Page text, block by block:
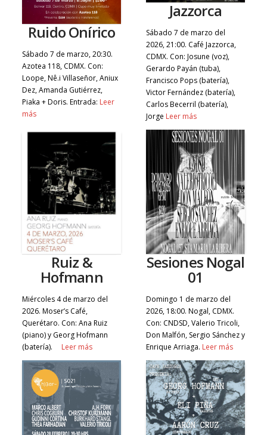
Ruido Onírico
Sábado 7 de marzo, 20:30.
Azotea 118, CDMX. Con:
Loope, Nê.i Villaseñor, Aniux
Dez, Amanda Gutiérrez,
Piaka + Doris. Entrada: Leer
más
Jazzorca
Sábado 7 de marzo del
2026, 21:00. Café Jazzorca,
CDMX. Con: Josune (voz),
Gerardo Payán (tuba),
Francisco Pops (batería),
Victor Fernández (batería),
Carlos Becerril (batería),
Jorge Leer más
Ruiz &
Hofmann
Miércoles 4 de marzo del
2026. Moser’s Café,
Querétaro. Con: Ana Ruiz
(piano) y Georg Hofmann
(batería). Leer más
Sesiones Nogal
01
Domingo 1 de marzo del
2026, 18:00. Nogal, CDMX.
Con: CNDSD, Valerio Tricoli,
Don Malfón, Sergio Sánchez y
Enrique Arriaga. Leer más